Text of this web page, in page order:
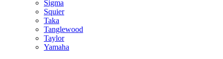
Sigma
Squier
Taka
Tanglewood
Taylor
Yamaha